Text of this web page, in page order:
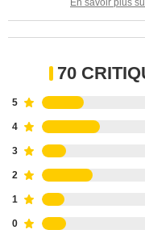
En savoir plus
70
5
4
3
2
1
0